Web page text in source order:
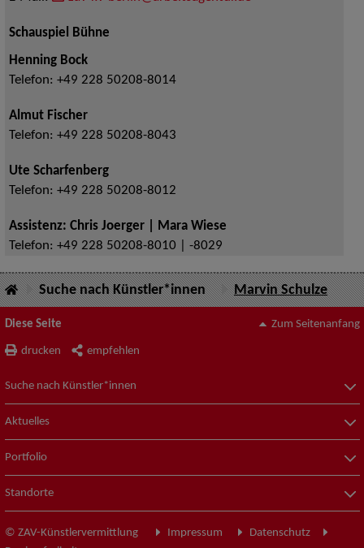
Schauspiel Bühne
Henning Bock
Telefon: +49 228 50208-8014
Almut Fischer
Telefon: +49 228 50208-8043
Ute Scharfenberg
Telefon: +49 228 50208-8012
Assistenz: Chris Joerger | Mara Wiese
Telefon: +49 228 50208-8010 | -8029
Suche nach Künstler*innen Marvin Schulze
Diese Seite
drucken empfehlen
Zum Seitenanfang
Suche nach Künstler*innen
Aktuelles
Portfolio
Standorte
© ZAV-Künstlervermittlung Impressum
Datenschutz